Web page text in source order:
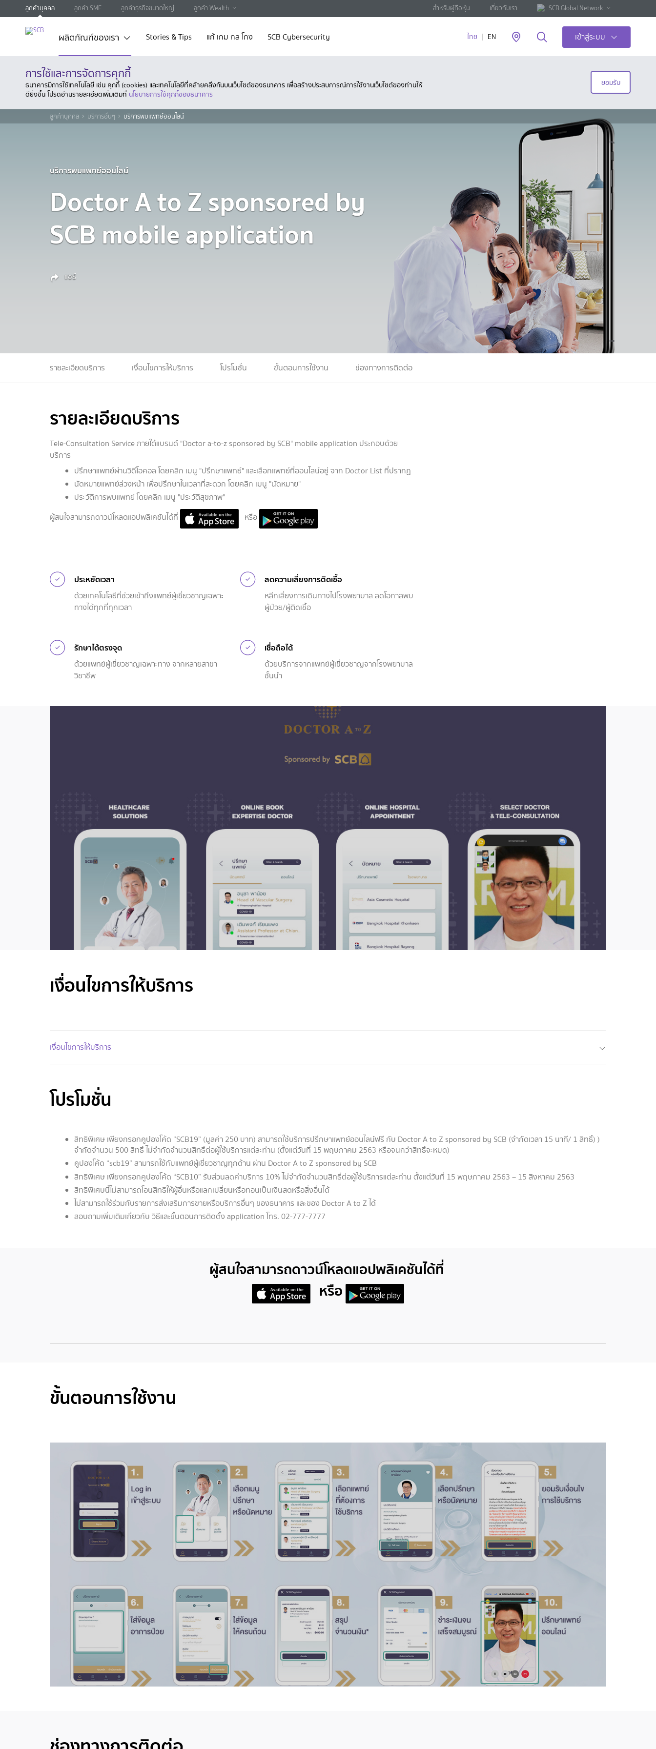
ลูกค้าบุคคล ลูกค้า SME ลูกค้าธุรกิจขนาดใหญ่ ลูกค้า Wealth สำหรับผู้ถือหุ้น เกี่ยวกับเรา SCB Global Network
ผลิตภัณฑ์ของเรา Stories & Tips แก้ เกม กล โกง SCB Cybersecurity ไทย EN เข้าสู่ระบบ
การใช้และการจัดการคุกกี้
ธนาคารมีการใช้เทคโนโลยี เช่น คุกกี้ (cookies) และเทคโนโลยีที่คล้ายคลึงกันบนเว็บไซต์ของธนาคาร เพื่อสร้างประสบการณ์การใช้งานเว็บไซต์ของท่านให้
ดียิ่งขึ้น โปรดอ่านรายละเอียดเพิ่มเติมที่ นโยบายการใช้คุกกี้ของธนาคาร
ยอมรับ
ลูกค้าบุคคล บริการอื่นๆ บริการพบแพทย์ออนไลน์
บริการพบแพทย์ออนไลน์
Doctor A to Z sponsored by
SCB mobile application
แชร์
รายละเอียดบริการ เงื่อนไขการให้บริการ โปรโมชั่น ขั้นตอนการใช้งาน ช่องทางการติดต่อ
รายละเอียดบริการ
Tele-Consultation Service ภายใต้แบรนด์ "Doctor a-to-z sponsored by SCB" mobile application ประกอบด้วย
บริการ
ปรึกษาแพทย์ผ่านวิดีโอคอล โดยคลิก เมนู "ปรึกษาแพทย์" และเลือกแพทย์ที่ออนไลน์อยู่ จาก Doctor List ที่ปรากฏ
นัดหมายแพทย์ล่วงหน้า เพื่อปรึกษาในเวลาที่สะดวก โดยคลิก เมนู "นัดหมาย"
ประวัติการพบแพทย์ โดยคลิก เมนู "ประวัติสุขภาพ"
ผู้สนใจสามารถดาวน์โหลดแอปพลิเคชันได้ที่
หรือ
ประหยัดเวลา
ด้วยเทคโนโลยีที่ช่วยเข้าถึงแพทย์ผู้เชี่ยวชาญเฉพาะ
ทางได้ทุกที่ทุกเวลา
ลดความเสี่ยงการติดเชื้อ
หลีกเลี่ยงการเดินทางไปโรงพยาบาล ลดโอกาสพบ
ผู้ป่วย/ผู้ติดเชื้อ
รักษาได้ตรงจุด
ด้วยแพทย์ผู้เชี่ยวชาญเฉพาะทาง จากหลายสาขา
วิชาชีพ
เชื่อถือได้
ด้วยบริการจากแพทย์ผู้เชี่ยวชาญจากโรงพยาบาล
ชั้นนำ
เงื่อนไขการให้บริการ
เงื่อนไขการให้บริการ
โปรโมชั่น
สิทธิพิเศษ เพียงกรอกคูปองโค้ด “SCB19” (มูลค่า 250 บาท) สามารถใช้บริการปรึกษาแพทย์ออนไลน์ฟรี กับ Doctor A to Z sponsored by SCB (จำกัดเวลา 15 นาที/ 1 สิทธิ์) )
จำกัดจำนวน 500 สิทธิ์ ไม่จำกัดจำนวนสิทธิ์ต่อผู้ใช้บริการแต่ละท่าน (ตั้งแต่วันที่ 15 พฤษภาคม 2563 หรือจนกว่าสิทธิ์จะหมด)
คูปองโค้ด “scb19” สามารถใช้กับแพทย์ผู้เชี่ยวชาญทุกด้าน ผ่าน Doctor A to Z sponsored by SCB
สิทธิพิเศษ เพียงกรอกคูปองโค้ด “SCB10” รับส่วนลดค่าบริการ 10% ไม่จำกัดจำนวนสิทธิ์ต่อผู้ใช้บริการแต่ละท่าน ตั้งแต่วันที่ 15 พฤษภาคม 2563 – 15 สิงหาคม 2563
สิทธิพิเศษนี้ไม่สามารถโอนสิทธิให้ผู้อื่นหรือแลกเปลี่ยนหรือทอนเป็นเงินสดหรือสิ่งอื่นได้
ไม่สามารถใช้ร่วมกับรายการส่งเสริมการขายหรือบริการอื่นๆ ของธนาคาร และของ Doctor A to Z ได้
สอบถามเพิ่มเติมเกี่ยวกับ วิธีและขั้นตอนการติดตั้ง application โทร. 02-777-7777
ผู้สนใจสามารถดาวน์โหลดแอปพลิเคชันได้ที่
หรือ
ขั้นตอนการใช้งาน